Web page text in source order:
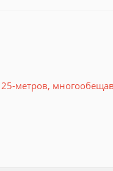
25-метров,